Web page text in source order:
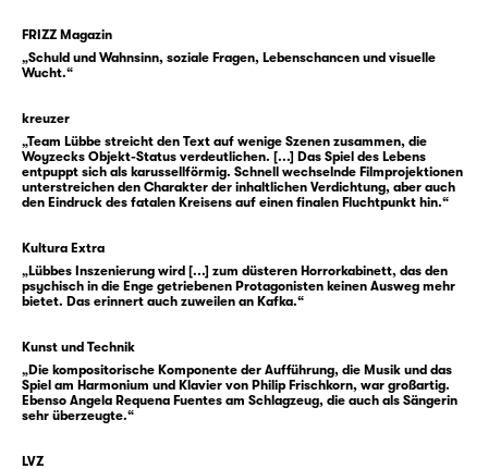
Immerzu aber gibt es auch die Stimmen in
Woyzecks Kopf, die ihm noch ganz andere
Dinge einsagen, die er tun soll. Das Karussell
unter einem großen Mond, der rot ist „wie ein
blutig Eisen“. Ruhe gibt es kaum für
Woyzeck. Aber wenn er zur Ruhe kommt, sind
da immer noch diese Stimmen, dann flüstert
Stimmen erzählen ihm auch vom
Tambourmajor, der es auf Marie abgesehen
habe.
Woyzeck versucht zu fliehen. Den
Hauptmann, den Doktor und diese Stimmen.
Aber sie holen ihn ein. Und Marie wird
eingeholt von Woyzecks Eifersucht. „Der
FRIZZ Magazin
„Schuld und Wahnsinn, soziale Fragen, Lebenschancen und visuelle
Wucht.“
kreuzer
„Team Lübbe streicht den Text auf wenige Szenen zusammen, die
Woyzecks Objekt-Status verdeutlichen. [...] Das Spiel des Lebens
entpuppt sich als karussellförmig. Schnell wechselnde Filmprojektionen
unterstreichen den Charakter der inhaltlichen Verdichtung, aber auch
den Eindruck des fatalen Kreisens auf einen finalen Fluchtpunkt hin.“
Kultura Extra
„Lübbes Inszenierung wird [...] zum düsteren Horrorkabinett, das den
psychisch in die Enge getriebenen Protagonisten keinen Ausweg mehr
bietet. Das erinnert auch zuweilen an Kafka.“
Kunst und Technik
„Die kompositorische Komponente der Aufführung, die Musik und das
Spiel am Harmonium und Klavier von Philip Frischkorn, war großartig.
Ebenso Angela Requena Fuentes am Schlagzeug, die auch als Sängerin
sehr überzeugte.“
LVZ